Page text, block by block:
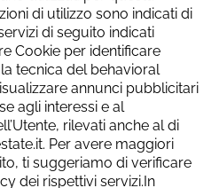
di utilizzo sono indicati di
di seguito indicati
Cookie per identificare
tecnica del behavioral
annunci pubblicitari
agli interessi e al
rilevati anche al di
Per avere maggiori
ti suggeriamo di verificare
dei rispettivi servizi.In